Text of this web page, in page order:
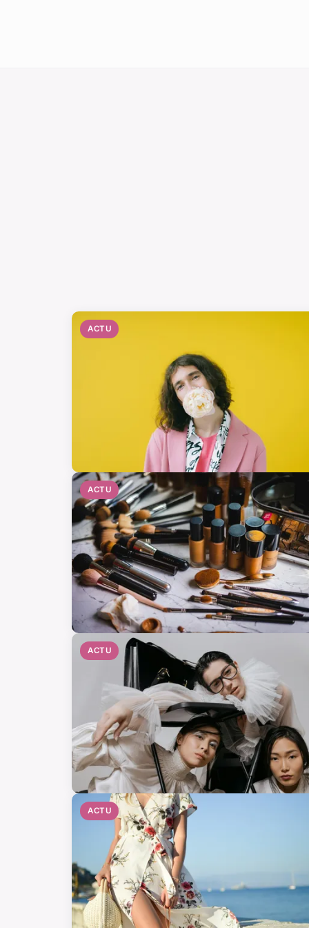
ACTU
ACTU
ACTU
ACTU